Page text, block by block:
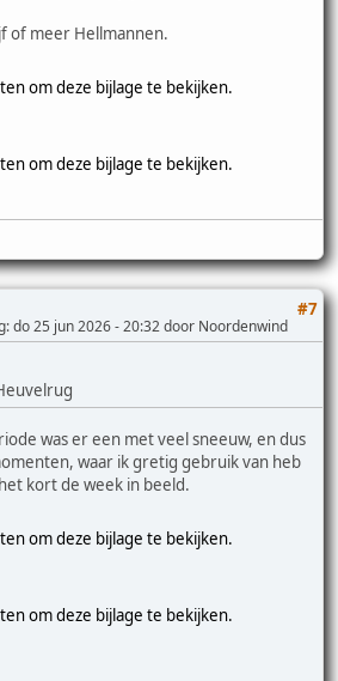
of meer Hellmannen.
om deze bijlage te bekijken.
om deze bijlage te bekijken.
#7
: do 25 jun 2026 - 20:32 door Noordenwind
was er een met veel sneeuw, en dus
waar ik gretig gebruik van heb
kort de week in beeld.
om deze bijlage te bekijken.
om deze bijlage te bekijken.